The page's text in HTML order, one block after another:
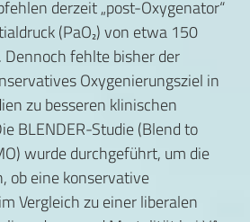
derzeit „post-Oxygenator“
(PaO₂) von etwa 150
fehlte bisher der
Oxygenierungsziel in
zu besseren klinischen
BLENDER-Studie (Blend to
wurde durchgeführt, um die
ob eine konservative
Vergleich zu einer liberalen